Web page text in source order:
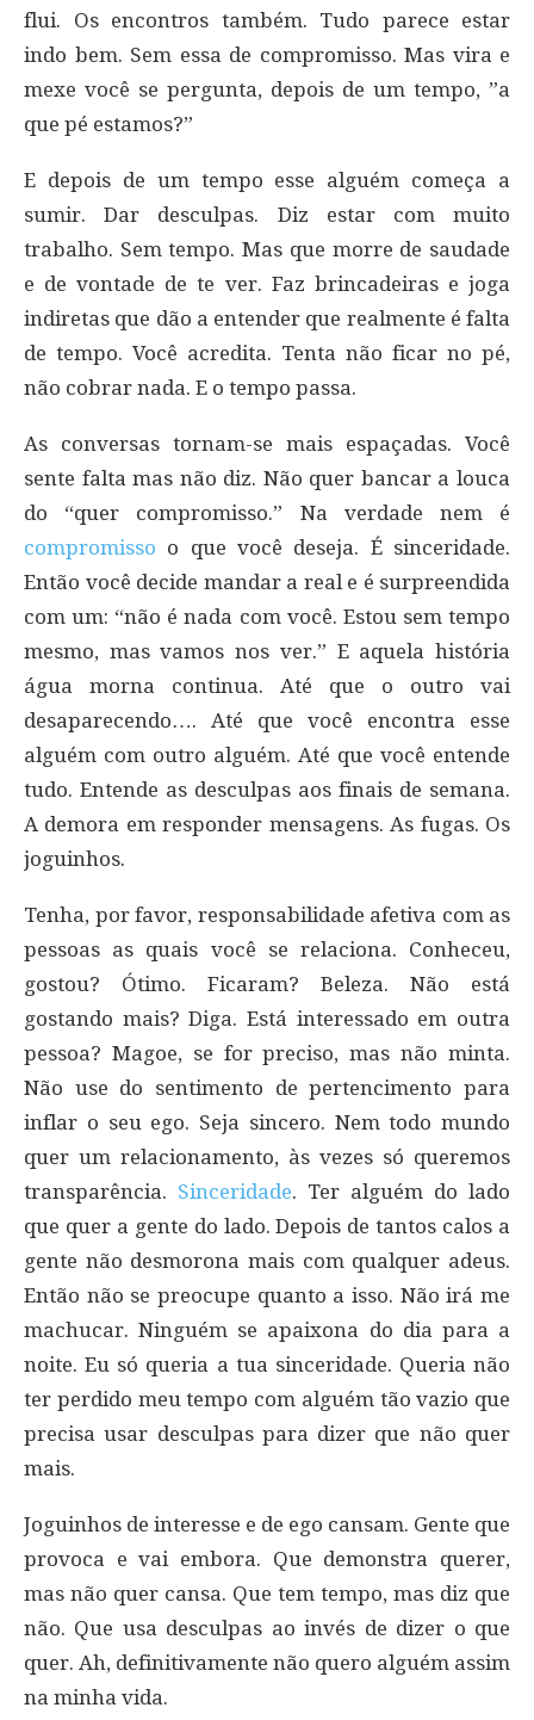
flui. Os encontros também. Tudo parece estar
indo bem. Sem essa de compromisso. Mas vira e
mexe você se pergunta, depois de um tempo, ”a
que pé estamos?”
E depois de um tempo esse alguém começa a
sumir. Dar desculpas. Diz estar com muito
trabalho. Sem tempo. Mas que morre de saudade
e de vontade de te ver. Faz brincadeiras e joga
indiretas que dão a entender que realmente é falta
de tempo. Você acredita. Tenta não ficar no pé,
não cobrar nada. E o tempo passa.
As conversas tornam-se mais espaçadas. Você
sente falta mas não diz. Não quer bancar a louca
do “quer compromisso.” Na verdade nem é
compromisso o que você deseja. É sinceridade.
Então você decide mandar a real e é surpreendida
com um: “não é nada com você. Estou sem tempo
mesmo, mas vamos nos ver.” E aquela história
água morna continua. Até que o outro vai
desaparecendo…. Até que você encontra esse
alguém com outro alguém. Até que você entende
tudo. Entende as desculpas aos finais de semana.
A demora em responder mensagens. As fugas. Os
joguinhos.
Tenha, por favor, responsabilidade afetiva com as
pessoas as quais você se relaciona. Conheceu,
gostou? Ótimo. Ficaram? Beleza. Não está
gostando mais? Diga. Está interessado em outra
pessoa? Magoe, se for preciso, mas não minta.
Não use do sentimento de pertencimento para
inflar o seu ego. Seja sincero. Nem todo mundo
quer um relacionamento, às vezes só queremos
transparência. Sinceridade. Ter alguém do lado
que quer a gente do lado. Depois de tantos calos a
gente não desmorona mais com qualquer adeus.
Então não se preocupe quanto a isso. Não irá me
machucar. Ninguém se apaixona do dia para a
noite. Eu só queria a tua sinceridade. Queria não
ter perdido meu tempo com alguém tão vazio que
precisa usar desculpas para dizer que não quer
mais.
Joguinhos de interesse e de ego cansam. Gente que
provoca e vai embora. Que demonstra querer,
mas não quer cansa. Que tem tempo, mas diz que
não. Que usa desculpas ao invés de dizer o que
quer. Ah, definitivamente não quero alguém assim
na minha vida.